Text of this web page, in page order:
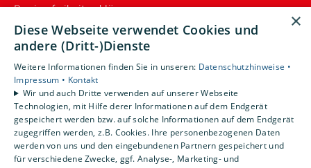
Barrierefreiheitserklärung
Unsere Bereiche
Gewerbekunden
Karriere
Unternehmen
Kontakt
×
Diese Webseite verwendet Cookies und
andere (Dritt-)Dienste
Weitere Informationen finden Sie in unseren: Datenschutzhinweise •
Impressum • Kontakt
Wir und auch Dritte verwenden auf unserer Webseite
Technologien, mit Hilfe derer Informationen auf dem Endgerät
gespeichert werden bzw. auf solche Informationen auf dem Endgerät
zugegriffen werden, z.B. Cookies. Ihre personenbezogenen Daten
werden von uns und den eingebundenen Partnern gespeichert und
für verschiedene Zwecke, ggf. Analyse-, Marketing- und